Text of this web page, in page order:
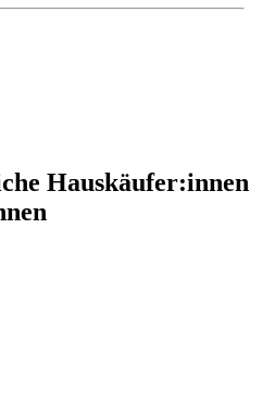
Hauskäufer:innen